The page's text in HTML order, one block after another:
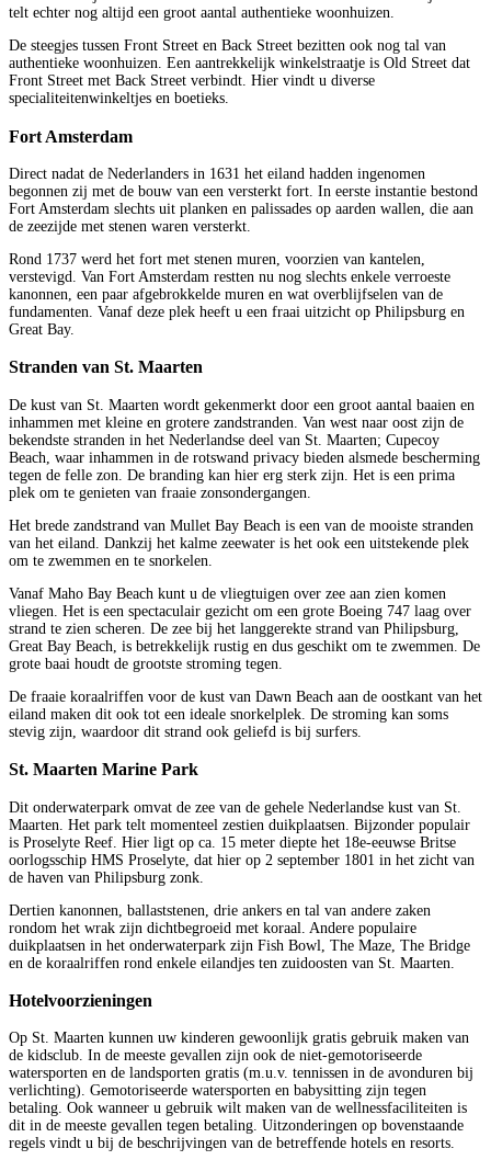
telt echter nog altijd een groot aantal authentieke woonhuizen.
De steegjes tussen Front Street en Back Street bezitten ook nog tal van
authentieke woonhuizen. Een aantrekkelijk winkelstraatje is Old Street dat
Front Street met Back Street verbindt. Hier vindt u diverse
specialiteitenwinkeltjes en boetieks.
Fort Amsterdam
Direct nadat de Nederlanders in 1631 het eiland hadden ingenomen
begonnen zij met de bouw van een versterkt fort. In eerste instantie bestond
Fort Amsterdam slechts uit planken en palissades op aarden wallen, die aan
de zeezijde met stenen waren versterkt.
Rond 1737 werd het fort met stenen muren, voorzien van kantelen,
verstevigd. Van Fort Amsterdam restten nu nog slechts enkele verroeste
kanonnen, een paar afgebrokkelde muren en wat overblijfselen van de
fundamenten. Vanaf deze plek heeft u een fraai uitzicht op Philipsburg en
Great Bay.
Stranden van St. Maarten
De kust van St. Maarten wordt gekenmerkt door een groot aantal baaien en
inhammen met kleine en grotere zandstranden. Van west naar oost zijn de
bekendste stranden in het Nederlandse deel van St. Maarten; Cupecoy
Beach, waar inhammen in de rotswand privacy bieden alsmede bescherming
tegen de felle zon. De branding kan hier erg sterk zijn. Het is een prima
plek om te genieten van fraaie zonsondergangen.
Het brede zandstrand van Mullet Bay Beach is een van de mooiste stranden
van het eiland. Dankzij het kalme zeewater is het ook een uitstekende plek
om te zwemmen en te snorkelen.
Vanaf Maho Bay Beach kunt u de vliegtuigen over zee aan zien komen
vliegen. Het is een spectaculair gezicht om een grote Boeing 747 laag over
strand te zien scheren. De zee bij het langgerekte strand van Philipsburg,
Great Bay Beach, is betrekkelijk rustig en dus geschikt om te zwemmen. De
grote baai houdt de grootste stroming tegen.
De fraaie koraalriffen voor de kust van Dawn Beach aan de oostkant van het
eiland maken dit ook tot een ideale snorkelplek. De stroming kan soms
stevig zijn, waardoor dit strand ook geliefd is bij surfers.
St. Maarten Marine Park
Dit onderwaterpark omvat de zee van de gehele Nederlandse kust van St.
Maarten. Het park telt momenteel zestien duikplaatsen. Bijzonder populair
is Proselyte Reef. Hier ligt op ca. 15 meter diepte het 18e-eeuwse Britse
oorlogsschip HMS Proselyte, dat hier op 2 september 1801 in het zicht van
de haven van Philipsburg zonk.
Dertien kanonnen, ballaststenen, drie ankers en tal van andere zaken
rondom het wrak zijn dichtbegroeid met koraal. Andere populaire
duikplaatsen in het onderwaterpark zijn Fish Bowl, The Maze, The Bridge
en de koraalriffen rond enkele eilandjes ten zuidoosten van St. Maarten.
Hotelvoorzieningen
Op St. Maarten kunnen uw kinderen gewoonlijk gratis gebruik maken van
de kidsclub. In de meeste gevallen zijn ook de niet-gemotoriseerde
watersporten en de landsporten gratis (m.u.v. tennissen in de avonduren bij
verlichting). Gemotoriseerde watersporten en babysitting zijn tegen
betaling. Ook wanneer u gebruik wilt maken van de wellnessfaciliteiten is
dit in de meeste gevallen tegen betaling. Uitzonderingen op bovenstaande
regels vindt u bij de beschrijvingen van de betreffende hotels en resorts.